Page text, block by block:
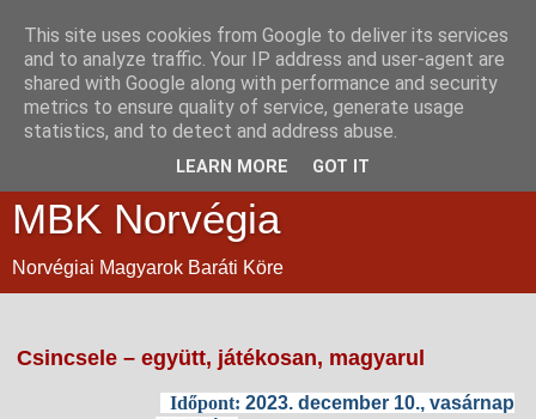
MBK Norvégia
Norvégiai Magyarok Baráti Köre
Csincsele – együtt, játékosan, magyarul
Időpont: 2023. december 10., vasárnap
This site uses cookies from Google to deliver its services
and to analyze traffic. Your IP address and user-agent are
shared with Google along with performance and security
metrics to ensure quality of service, generate usage
statistics, and to detect and address abuse.
LEARN MORE GOT IT